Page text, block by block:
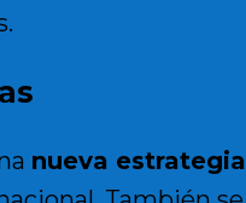
nueva estrategia